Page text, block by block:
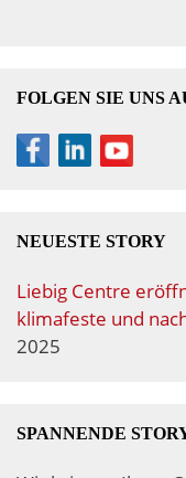
FOLGEN SIE UNS
NEUESTE STORY
Liebig Centre
klimafeste und
2025
SPANNENDE